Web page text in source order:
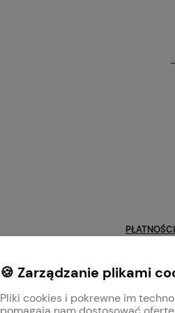
Zwroty i
Płatności
🍪 Zarządzanie plikami
Pliki cookies i pokrewne im